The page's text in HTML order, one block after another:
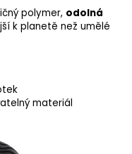
polymer, odolná
k planetě než umělé
materiál